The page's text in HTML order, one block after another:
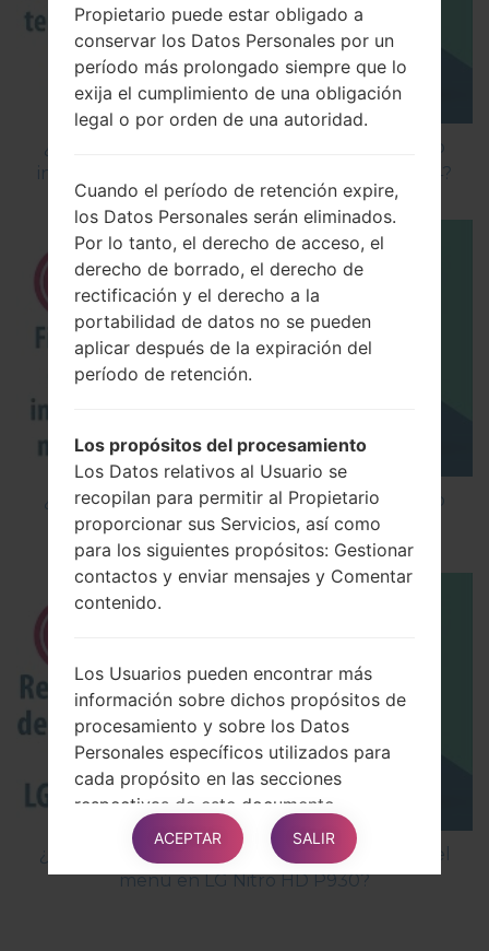
¿Cómo instalar Firmware Oficial en el teléfono
inteligente de LG mediante LG Flash Tool 2014?
¿Cómo instalar Firmware Oficial en el teléfono
inteligente de LG mediante LG UP?
¿Cómo restablecer datos de fábrica a través del
menú en LG Nitro HD P930?
Propietario puede estar obligado a
conservar los Datos Personales por un
período más prolongado siempre que lo
exija el cumplimiento de una obligación
legal o por orden de una autoridad.
Cuando el período de retención expire,
los Datos Personales serán eliminados.
Por lo tanto, el derecho de acceso, el
derecho de borrado, el derecho de
rectificación y el derecho a la
portabilidad de datos no se pueden
aplicar después de la expiración del
período de retención.
Los propósitos del procesamiento
Los Datos relativos al Usuario se
recopilan para permitir al Propietario
proporcionar sus Servicios, así como
para los siguientes propósitos: Gestionar
contactos y enviar mensajes y Comentar
contenido.
Los Usuarios pueden encontrar más
información sobre dichos propósitos de
procesamiento y sobre los Datos
Personales específicos utilizados para
cada propósito en las secciones
respectivas de este documento.
Información detallada sobre el
ACEPTAR SALIR